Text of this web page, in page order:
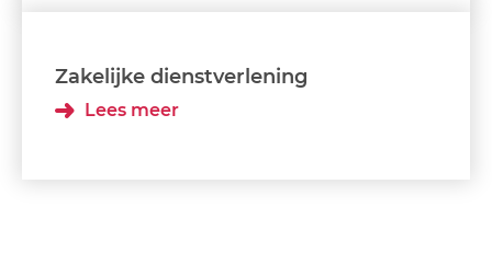
Zakelijke dienstverlening
Lees meer